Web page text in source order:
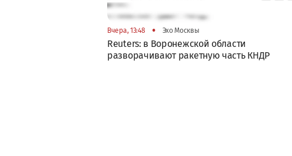
Вчера, 13:48 • Эхо Москвы
Reuters: в Воронежской области
разворачивают ракетную часть КНДР